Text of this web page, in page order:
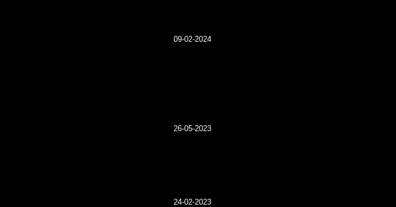
09-02-2024
26-05-2023
24-02-2023